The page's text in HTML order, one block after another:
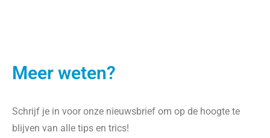
Meer weten?
Schrijf je in voor onze nieuwsbrief om op de hoogte te
blijven van alle tips en trics!